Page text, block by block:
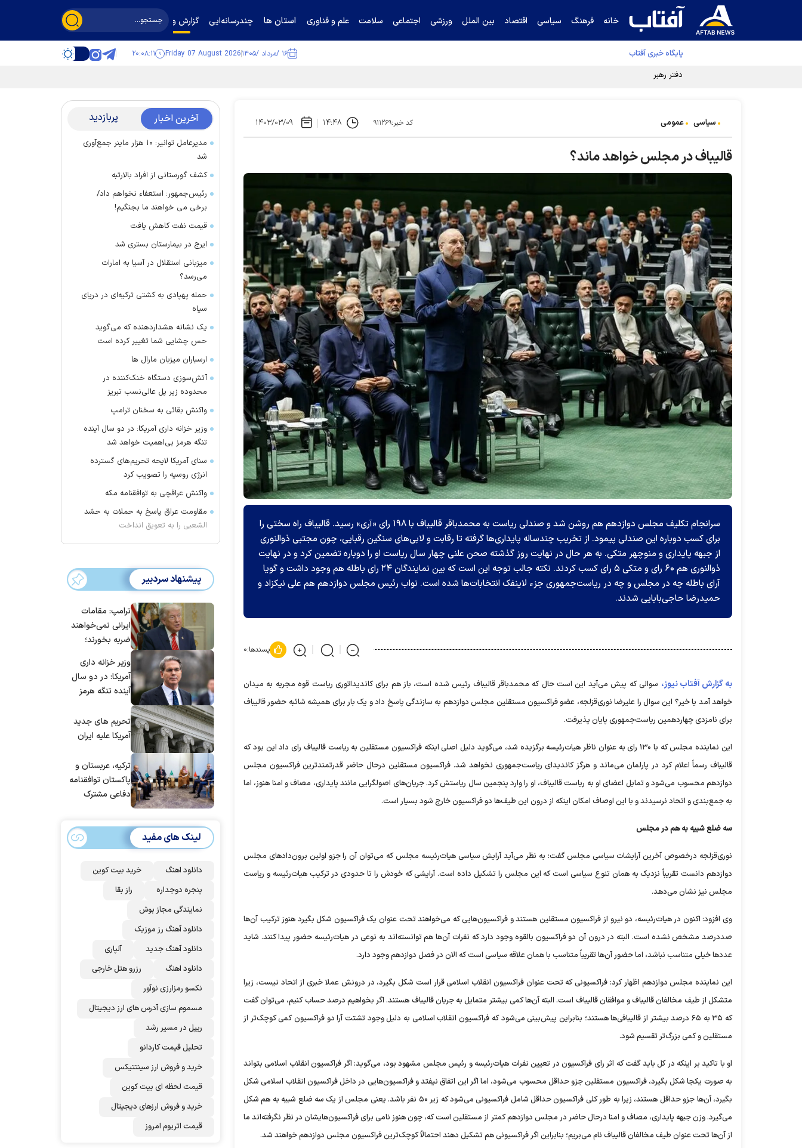
خانه فرهنگ سیاسی اقتصاد بین الملل ورزشی اجتماعی سلامت علم و فناوری استان ها چندرسانه‌ایی گزارش و گفت‌وگو
پایگاه خبری آفتاب ۱۶ /مرداد /۱۴۰۵ Friday 07 August 2026 ۲۰:۰۸:۱۲
دفتر رهبر انقلاب ادعای خرازی درباره پزشکیان را تکذیب کرد
سیاسی عمومی کد خبر:۹۱۱۲۶۹ ۱۴:۴۸ ۱۴۰۳/۰۳/۰۹
قالیباف در مجلس خواهد ماند؟
سرانجام تکلیف مجلس دوازدهم هم روشن شد و صندلی ریاست به محمدباقر قالیباف با ۱۹۸ رای «آری» رسید. قالیباف راه سختی را
برای کسب دوباره این صندلی پیمود. از تخریب چندساله پایداری‌ها گرفته تا رقابت و لابی‌های سنگین رقبایی، چون مجتبی ذوالنوری
از جبهه پایداری و منوچهر متکی. به هر حال در نهایت روز گذشته صحن علنی چهار سال ریاست او را دوباره تضمین کرد و در نهایت
ذوالنوری هم ۶۰ رای و متکی ۵ رای کسب کردند. نکته جالب توجه این است که بین نمایندگان ۲۴ رای باطله هم وجود داشت و گویا
آرای باطله چه در مجلس و چه در ریاست‌جمهوری جزء لاینفک انتخابات‌ها شده است. نواب رئیس مجلس دوازدهم هم علی نیکزاد و
حمیدرضا حاجی‌بابایی شدند.
پسندها:۰
به گزارش آفتاب نیوز، سوالی که پیش می‌آید این است حال که محمدباقر قالیباف رئیس شده است، باز هم برای کاندیداتوری ریاست قوه مجریه به میدان
خواهد آمد یا خیر؟ این سوال را علیرضا نوری‌قزلجه، عضو فراکسیون مستقلین مجلس دوازدهم به سازندگی پاسخ داد و یک بار برای همیشه شائبه حضور قالیباف
برای نامزدی چهاردهمین ریاست‌جمهوری پایان پذیرفت.
این نماینده مجلس که با ۱۳۰ رای به عنوان ناظر هیات‌رئیسه برگزیده شد، می‌گوید دلیل اصلی اینکه فراکسیون مستقلین به ریاست قالیباف رای داد این بود که
قالیباف رسماً اعلام کرد در پارلمان می‌ماند و هرگز کاندیدای ریاست‌جمهوری نخواهد شد. فراکسیون مستقلین درحال حاضر قدرتمندترین فراکسیون مجلس
دوازدهم محسوب می‌شود و تمایل اعضای او به ریاست قالیباف، او را وارد پنجمین سال ریاستش کرد. جریان‌های اصولگرایی مانند پایداری، مصاف و امنا هنوز، اما
به جمع‌بندی و اتحاد نرسیدند و با این اوصاف امکان اینکه از درون این طیف‌ها دو فراکسیون خارج شود بسیار است.
سه ضلع شبیه به هم در مجلس
نوری‌قزلجه درخصوص آخرین آرایشات سیاسی مجلس گفت: به نظر می‌آید آرایش سیاسی هیات‌رئیسه مجلس که می‌توان آن را جزو اولین برون‌داد‌های مجلس
دوازدهم دانست تقریباً نزدیک به همان تنوع سیاسی است که این مجلس را تشکیل داده است. آرایشی که خودش را تا حدودی در ترکیب هیات‌رئیسه و ریاست
مجلس نیز نشان می‌دهد.
وی افزود: اکنون در هیات‌رئیسه، دو نیرو از فراکسیون مستقلین هستند و فراکسیون‌هایی که می‌خواهند تحت عنوان یک فراکسیون شکل بگیرد هنوز ترکیب آن‌ها
صددرصد مشخص نشده است. البته در درون آن دو فراکسیون بالقوه وجود دارد که نفرات آن‌ها هم توانسته‌اند به نوعی در هیات‌رئیسه حضور پیدا کنند. شاید
عدد‌ها خیلی متناسب نباشد، اما حضور آن‌ها تقریباً متناسب با همان علاقه سیاسی است که الان در فصل دوازدهم وجود دارد.
این نماینده مجلس دوازدهم اظهار کرد: فراکسیونی که تحت عنوان فراکسیون انقلاب اسلامی قرار است شکل بگیرد، در درونش عملا خبری از اتحاد نیست، زیرا
متشکل از طیف مخالفان قالیباف و موافقان قالیباف است. البته آن‌ها کمی بیشتر متمایل به جریان قالیباف هستند. اگر بخواهیم درصد حساب کنیم، می‌توان گفت
که ۳۵ به ۶۵ درصد بیشتر از قالیبافی‌ها هستند؛ بنابراین پیش‌بینی می‌شود که فراکسیون انقلاب اسلامی به دلیل وجود تشتت آرا دو فراکسیون کمی کوچک‌تر از
مستقلین و کمی بزرگ‌تر تقسیم شود.
او با تاکید بر اینکه در کل باید گفت که اثر رای فراکسیون در تعیین نفرات هیات‌رئیسه و رئیس مجلس مشهود بود، می‌گوید: اگر فراکسیون انقلاب اسلامی بتواند
به صورت یکجا شکل بگیرد، فراکسیون مستقلین جزو حداقل محسوب می‌شود، اما اگر این اتفاق نیفتد و فراکسیون‌هایی در داخل فراکسیون انقلاب اسلامی شکل
بگیرد، آن‌ها جزو حداقل هستند، زیرا به طور کلی فراکسیون حداقل شامل فراکسیونی می‌شود که زیر ۵۰ نفر باشد. یعنی مجلس از یک سه ضلع شبیه به هم شکل
می‌گیرد. وزن جبهه پایداری، مصاف و امنا درحال حاضر در مجلس دوازدهم کمتر از مستقلین است که، چون هنوز نامی برای فراکسیون‌هایشان در نظر نگرفته‌اند ما
از آن‌ها تحت عنوان طیف مخالفان قالیباف نام می‌بریم؛ بنابراین اگر فراکسیونی هم تشکیل دهند احتمالاً کوچک‌ترین فراکسیون مجلس دوازدهم خواهند شد.
آخرین اخبار پربازدید
مدیرعامل توانیر: ۱۰ هزار ماینر جمع‌آوری
شد
کشف گورستانی از افراد بالارتبه
رئیس‌جمهور: استعفاء نخواهم داد/
برخی می خواهند ما بجنگیم!
قیمت نفت کاهش یافت
ایرج در بیمارستان بستری شد
میزبانی استقلال در آسیا به امارات
می‌رسد؟
حمله پهپادی به کشتی ترکیه‌ای در دریای
سیاه
یک نشانه هشداردهنده که می‌گوید
حس چشایی شما تغییر کرده است
ارسباران میزبان مارال ها
آتش‌سوزی دستگاه خنک‌کننده در
محدوده زیر پل عالی‌نسب تبریز
واکنش بقائی به سخنان ترامپ
وزیر خزانه داری آمریکا: در دو سال آینده
تنگه هرمز بی‌اهمیت خواهد شد
سنای آمریکا لایحه تحریم‌های گسترده
انرژی روسیه را تصویب کرد
واکنش عراقچی به توافقنامه مکه
مقاومت عراق پاسخ به حملات به حشد
الشعبی را به تعویق انداخت
پیشنهاد سردبیر
ترامپ: مقامات
ایرانی نمی‌خواهند
ضربه بخورند؛
توافق برسند
وزیر خزانه داری
آمریکا: در دو سال
آینده تنگه هرمز
شد
تحریم های جدید
آمریکا علیه ایران
ترکیه، عربستان و
پاکستان توافقنامه
دفاعی مشترک
لینک های مفید
دانلود اهنگ
خرید بیت کوین
پنجره دوجداره
راز بقا
نمایندگی مجاز بوش
دانلود آهنگ رز‌ موزیک
دانلود آهنگ جدید
آلپاری
دانلود اهنگ
رزرو هتل خارجی
نکسو رمزارزی نوآور
مسموم سازی آدرس های ارز دیجیتال
ریپل در مسیر رشد
تحلیل قیمت کاردانو
خرید و فروش ارز سینتتیکس
قیمت لحظه ای بیت کوین
خرید و فروش ارزهای دیجیتال
قیمت اتریوم امروز